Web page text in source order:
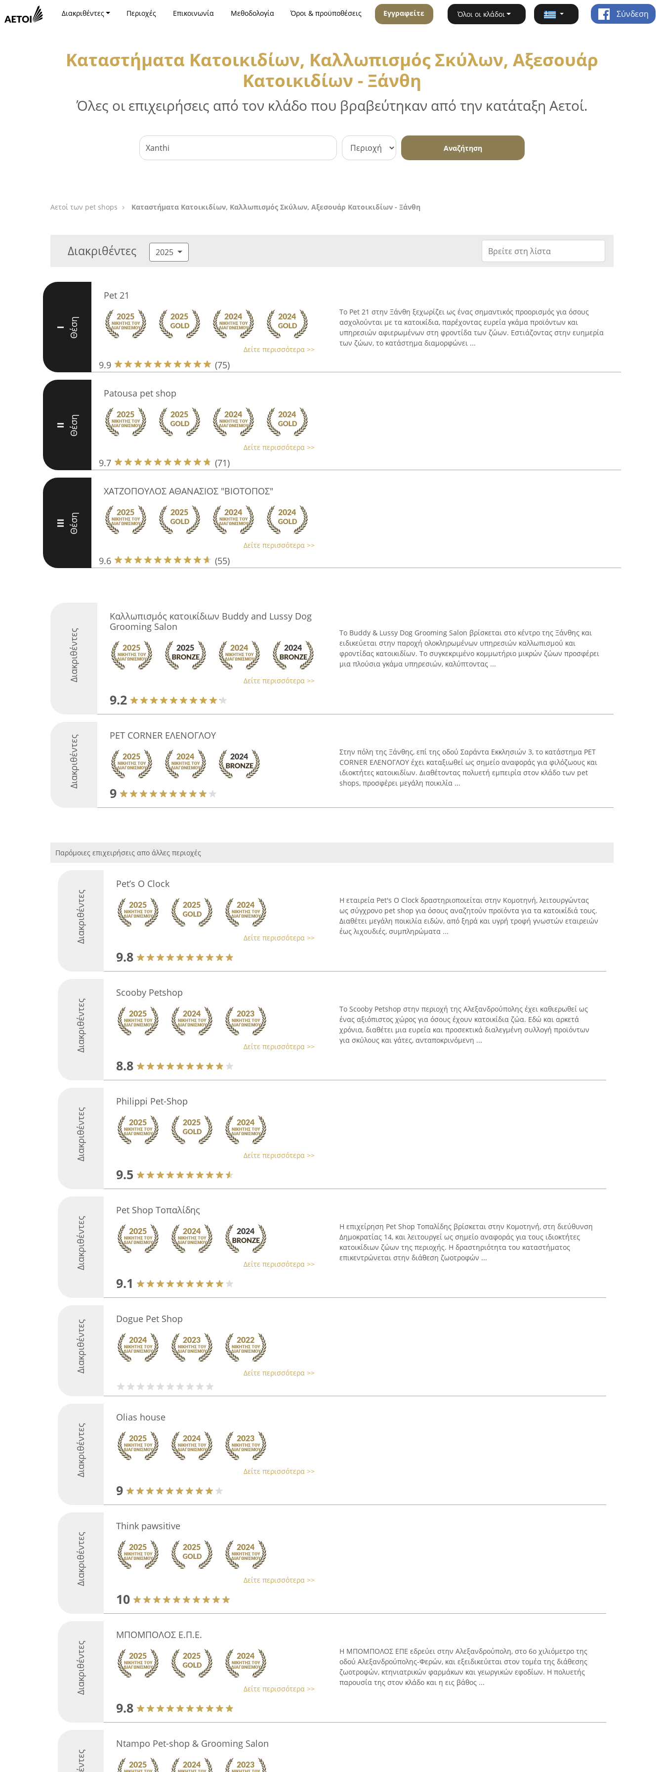
Διακριθέντες Περιοχές Επικοινωνία Μεθοδολογία Όροι & προϋποθέσεις Εγγραφείτε Όλοι οι κλάδοι Σύνδεση
Καταστήματα Κατοικιδίων, Καλλωπισμός Σκύλων, Αξεσουάρ
Κατοικιδίων - Ξάνθη
Όλες οι επιχειρήσεις από τον κλάδο που βραβεύτηκαν από την κατάταξη Αετοί.
Αναζήτηση
Αετοί των pet shops Καταστήματα Κατοικιδίων, Καλλωπισμός Σκύλων, Αξεσουάρ Κατοικιδίων - Ξάνθη
Διακριθέντες 2025
I Θέση
Pet 21
Δείτε περισσότερα >>
9.9 (75)
Το Pet 21 στην Ξάνθη ξεχωρίζει ως ένας σημαντικός προορισμός για όσους
ασχολούνται με τα κατοικίδια, παρέχοντας ευρεία γκάμα προϊόντων και
υπηρεσιών αφιερωμένων στη φροντίδα των ζώων. Εστιάζοντας στην ευημερία
των ζώων, το κατάστημα διαμορφώνει ...
II Θέση
Patousa pet shop
Δείτε περισσότερα >>
9.7 (71)
III Θέση
ΧΑΤΖΟΠΟΥΛΟΣ ΑΘΑΝΑΣΙΟΣ "ΒΙΟΤΟΠΟΣ"
Δείτε περισσότερα >>
9.6 (55)
Διακριθέντες
Καλλωπισμός κατοικίδιων Buddy and Lussy Dog
Grooming Salon
Δείτε περισσότερα >>
9.2
Το Buddy & Lussy Dog Grooming Salon βρίσκεται στο κέντρο της Ξάνθης και
ειδικεύεται στην παροχή ολοκληρωμένων υπηρεσιών καλλωπισμού και
φροντίδας κατοικιδίων. Το συγκεκριμένο κομμωτήριο μικρών ζώων προσφέρει
μια πλούσια γκάμα υπηρεσιών, καλύπτοντας ...
Διακριθέντες PET CORNER ΕΛΕΝΟΓΛΟΥ
9
Στην πόλη της Ξάνθης, επί της οδού Σαράντα Εκκλησιών 3, το κατάστημα PET
CORNER ΕΛΕΝΟΓΛΟΥ έχει καταξιωθεί ως σημείο αναφοράς για φιλόζωους και
ιδιοκτήτες κατοικιδίων. Διαθέτοντας πολυετή εμπειρία στον κλάδο των pet
shops, προσφέρει μεγάλη ποικιλία ...
Παρόμοιες επιχειρήσεις απο άλλες περιοχές
Διακριθέντες
Pet’s O Clock
Δείτε περισσότερα >>
9.8
Η εταιρεία Pet's O Clock δραστηριοποιείται στην Κομοτηνή, λειτουργώντας
ως σύγχρονο pet shop για όσους αναζητούν προϊόντα για τα κατοικίδιά τους.
Διαθέτει μεγάλη ποικιλία ειδών, από ξηρά και υγρή τροφή γνωστών εταιρειών
έως λιχουδιές, συμπληρώματα ...
Διακριθέντες
Scooby Petshop
Δείτε περισσότερα >>
8.8
Το Scooby Petshop στην περιοχή της Αλεξανδρούπολης έχει καθιερωθεί ως
ένας αξιόπιστος χώρος για όσους έχουν κατοικίδια ζώα. Εδώ και αρκετά
χρόνια, διαθέτει μια ευρεία και προσεκτικά διαλεγμένη συλλογή προϊόντων
για σκύλους και γάτες, ανταποκρινόμενη ...
Διακριθέντες
Philippi Pet-Shop
Δείτε περισσότερα >>
9.5
Διακριθέντες
Pet Shop Τοπαλίδης
Δείτε περισσότερα >>
9.1
Η επιχείρηση Pet Shop Τοπαλίδης βρίσκεται στην Κομοτηνή, στη διεύθυνση
Δημοκρατίας 14, και λειτουργεί ως σημείο αναφοράς για τους ιδιοκτήτες
κατοικίδιων ζώων της περιοχής. Η δραστηριότητα του καταστήματος
επικεντρώνεται στην διάθεση ζωοτροφών ...
Διακριθέντες
Dogue Pet Shop
Δείτε περισσότερα >>
Διακριθέντες
Olias house
Δείτε περισσότερα >>
9
Διακριθέντες
Think pawsitive
Δείτε περισσότερα >>
10
Διακριθέντες
ΜΠΟΜΠΟΛΟΣ Ε.Π.Ε.
Δείτε περισσότερα >>
9.8
Η ΜΠΟΜΠΟΛΟΣ ΕΠΕ εδρεύει στην Αλεξανδρούπολη, στο 6ο χιλιόμετρο της
οδού Αλεξανδρούπολης-Φερών, και εξειδικεύεται στον τομέα της διάθεσης
ζωοτροφών, κτηνιατρικών φαρμάκων και γεωργικών εφοδίων. Η πολυετής
παρουσία της στον κλάδο και η εις βάθος ...
Ntampo Pet-shop & Grooming Salon